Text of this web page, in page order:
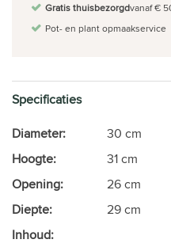
Gratis thuisbezorgdvanaf €
Pot- en plant opmaakservice
Specificaties
Diameter:
30 cm
Hoogte:
31 cm
Opening:
26 cm
Diepte:
29 cm
Inhoud: